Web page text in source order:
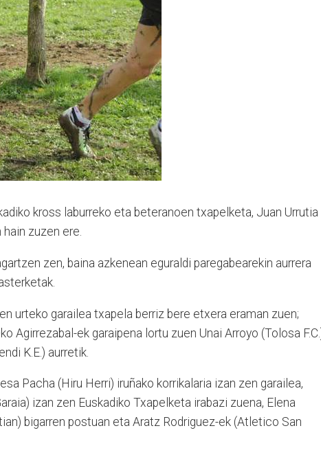
kross laburreko eta beteranoen txapelketa, Juan Urrutia
zuzen ere.
zen, baina azkenean eguraldi paregabearekin aurrera
urteko garailea txapela berriz bere etxera eraman zuen;
Agirrezabal-ek garaipena lortu zuen Unai Arroyo (Tolosa
K.E.) aurretik.
Pacha (Hiru Herri) iruñako korrikalaria izan zen garailea,
izan zen Euskadiko Txapelketa irabazi zuena, Elena
bigarren postuan eta Aratz Rodriguez-ek (Atletico San